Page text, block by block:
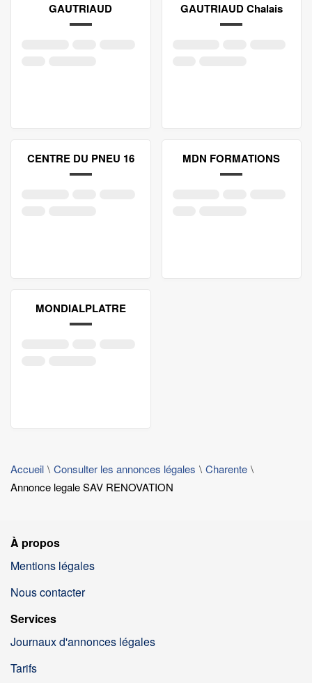
GAUTRIAUD GAUTRIAUD Chalais
CENTRE DU PNEU 16 MDN FORMATIONS
MONDIALPLATRE
Accueil Consulter les annonces légales
Charente
Annonce legale SAV RENOVATION
À propos
Mentions légales
Nous contacter
Services
Journaux d'annonces légales
Tarifs